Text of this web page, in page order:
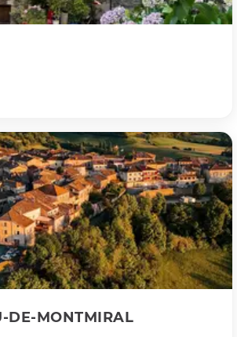
DE-MONTMIRAL